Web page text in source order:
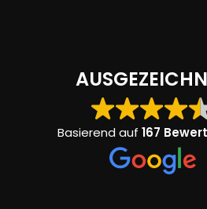
Basierend auf 167